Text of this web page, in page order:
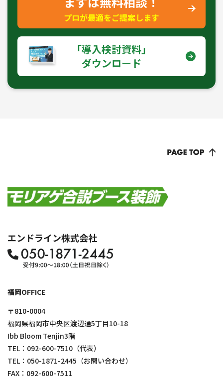
プロが最適をご提案します
｢導入検討資料｣
ダウンロード
エンドライン株式会社
福岡OFFICE
〒810-0004
福岡県福岡市中央区渡辺通5丁目10-18
Ibb Bloom Tenjin3階
TEL： 092-600-7510 （代表）
TEL： 050-1871-2445 （お問い合わせ）
FAX：092-600-7511